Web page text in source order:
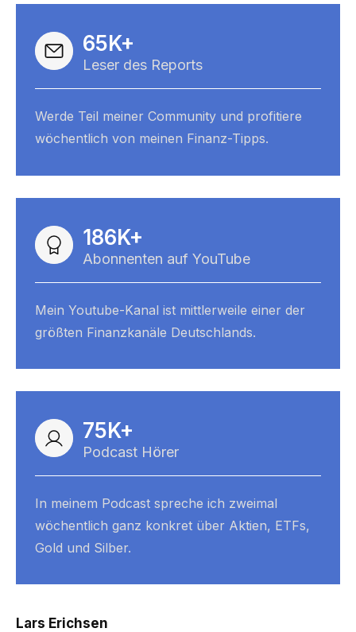
65K+
Leser des Reports
Werde Teil meiner Community und profitiere
wöchentlich von meinen Finanz-Tipps.
186K+
Abonnenten auf YouTube
Mein Youtube-Kanal ist mittlerweile einer der
größten Finanzkanäle Deutschlands.
75K+
Podcast Hörer
In meinem Podcast spreche ich zweimal
wöchentlich ganz konkret über Aktien, ETFs,
Gold und Silber.
Lars Erichsen